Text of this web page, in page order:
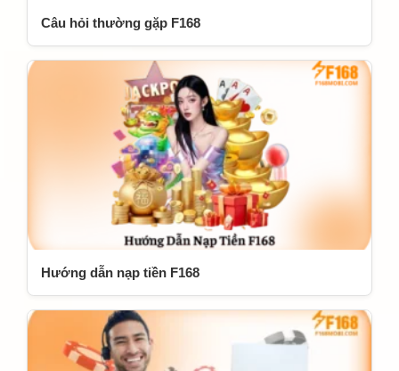
Câu hỏi thường gặp F168
Hướng dẫn nạp tiền F168